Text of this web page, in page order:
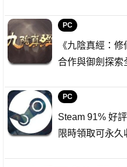
PC
《九陰真經：
合作與御劍探索
PC
Steam 91% 好
限時領取可永久